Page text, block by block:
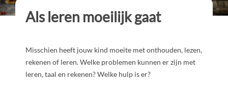
Als leren moeilijk gaat
Misschien heeft jouw kind moeite met onthouden, lezen,
rekenen of leren. Welke problemen kunnen er zijn met
leren, taal en rekenen? Welke hulp is er?